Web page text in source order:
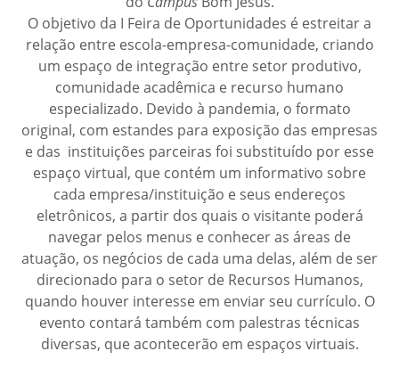
O objetivo da I Feira de Oportunidades é estreitar a
relação entre escola-empresa-comunidade, criando
um espaço de integração entre setor produtivo,
comunidade acadêmica e recurso humano
especializado. Devido à pandemia, o formato
original, com estandes para exposição das empresas
e das instituições parceiras foi substituído por esse
espaço virtual, que contém um informativo sobre
cada empresa/instituição e seus endereços
eletrônicos, a partir dos quais o visitante poderá
navegar pelos menus e conhecer as áreas de
atuação, os negócios de cada uma delas, além de ser
direcionado para o setor de Recursos Humanos,
quando houver interesse em enviar seu currículo. O
evento contará também com palestras técnicas
diversas, que acontecerão em espaços virtuais.